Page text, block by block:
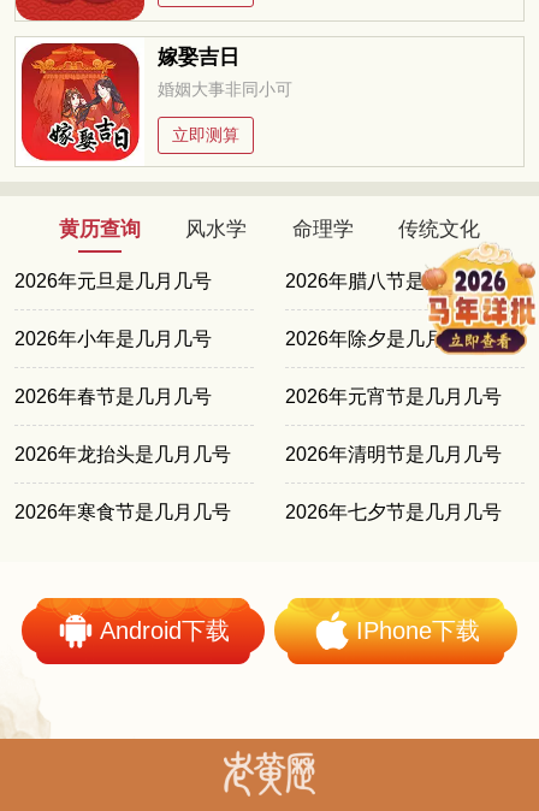
嫁娶吉日
婚姻大事非同小可
立即测算
黄历查询 风水学 命理学 传统文化
2026年元旦是几月几号 2026年腊八节是几月几号
2026年小年是几月几号 2026年除夕是几月几号
2026年春节是几月几号 2026年元宵节是几月几号
2026年龙抬头是几月几号 2026年清明节是几月几号
2026年寒食节是几月几号 2026年七夕节是几月几号
Android下载 IPhone下载